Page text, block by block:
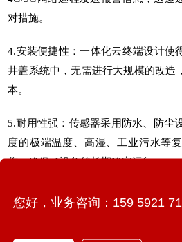
对措施。
4.安装便捷性：一体化云终端设计使
井盖系统中，无需进行大规模的改造
本。
5.耐用性强：传感器采用防水、防尘
度的极端温度、高湿、工业污水等
作，确保了设备的长期稳定运行。
您好，业务咨询：159 5921